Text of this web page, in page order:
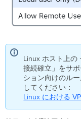
Linux ホスト上の
接続確立」をサ
ション向けのル
してください：
Linux における